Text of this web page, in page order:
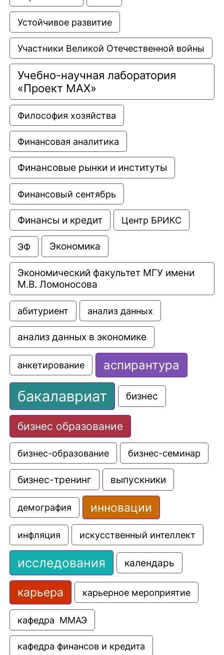
Устойчивое развитие
Участники Великой Отечественной войны
Учебно-научная лаборатория
«Проект МАХ»
Философия хозяйства
Финансовая аналитика
Финансовые рынки и институты
Финансовый сентябрь
Финансы и кредит Центр БРИКС
ЭФ Экономика
Экономический факультет МГУ имени
М.В. Ломоносова
абитуриент анализ данных
анализ данных в экономике
анкетирование аспирантура
бакалавриат бизнес
бизнес образование
бизнес-образование бизнес-семинар
бизнес-тренинг выпускники
демография инновации
инфляция искусственный интеллект
исследования календарь
карьера карьерное мероприятие
кафедра  ММАЭ
кафедра финансов и кредита